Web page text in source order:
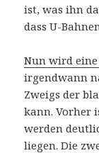
ist, was ihn
dass U-
Nun wird
irgendwann
Zweigs der
kann. Vorher
werden
liegen. Die